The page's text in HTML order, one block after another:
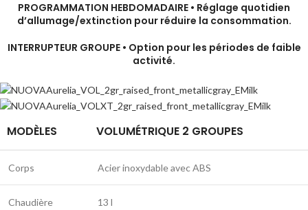
PROGRAMMATION HEBDOMADAIRE • Réglage quotidien
d’allumage/extinction pour réduire la consommation.
INTERRUPTEUR GROUPE • Option pour les périodes de faible
activité.
MODÈLES VOLUMÉTRIQUE 2 GROUPES
Corps Acier inoxydable avec ABS
Chaudière 13 l